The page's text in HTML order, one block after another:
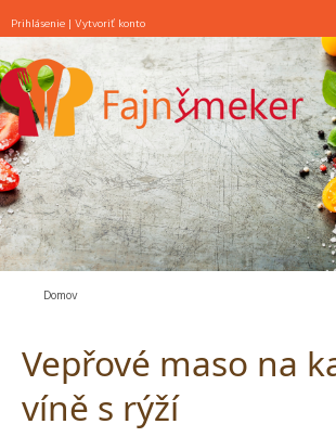
Prihlásenie | Vytvoriť konto
NOVINKY
RAŇAJKY
POLIEVKY
JEDLÁ S MÄSOM
JEDLÁ BEZ MÄSA
ŠALÁTY
INÉ
Domov
Vepřové maso na
víně s rýží